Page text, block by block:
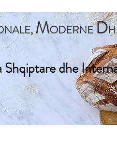
MODERNED
dhe